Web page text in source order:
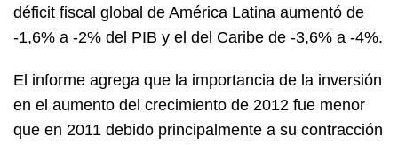
déficit fiscal global de América Latina aumentó de
-1,6% a -2% del PIB y el del Caribe de -3,6% a -4%.
El informe agrega que la importancia de la inversión
en el aumento del crecimiento de 2012 fue menor
que en 2011 debido principalmente a su contracción